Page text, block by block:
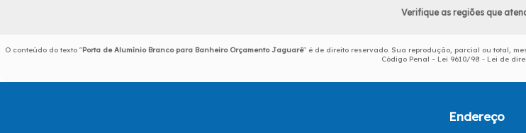
Verifique as regiões que
O conteúdo do texto "Porta de Alumínio Branco para Banheiro Orçamento Jaguaré" é de direito reservado. Sua reprodução, parcial ou total,
Código Penal – Lei 9610/98 - Lei de
Endereço